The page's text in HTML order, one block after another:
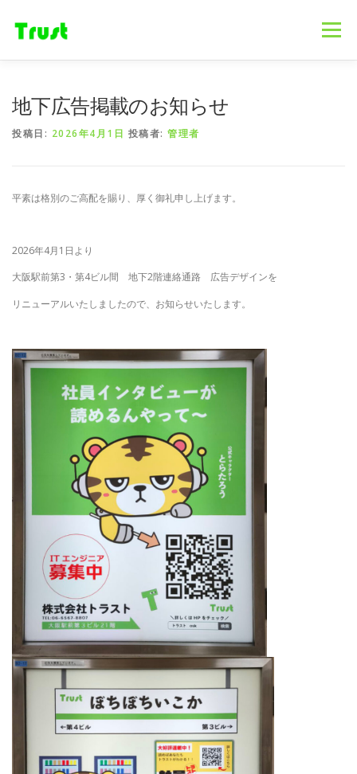
メニュー
地下広告掲載のお知らせ
投稿日: 2026年4月1日 投稿者: 管理者
平素は格別のご高配を賜り、厚く御礼申し上げます。
2026年4月1日より
大阪駅前第3・第4ビル間 地下2階連絡通路 広告デザインを
リニューアルいたしましたので、お知らせいたします。